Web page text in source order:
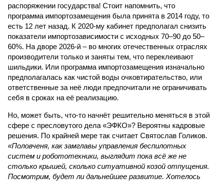
распоряжении государства! Стоит напомнить, что
программа импортозамещения была принята в 2014 году, то
есть 12 лет назад. К 2020-му кабинет предполагал снизить
показатели импортозависимости с исходных 70–90 до 50–
60%. На дворе 2026-й – во многих отечественных отраслях
производители только и заняты тем, что переклеивают
шильдики. Или программа импортозамещения изначально
предполагалась как чистой воды очковтирательство, или
ответственные за неё люди предпочитали не ограничивать
себя в сроках на её реализацию.
Но, может быть, что-то начнёт решительно меняться в этой
сфере с пресловутого дела «ЭФКО»? Вероятны кадровые
решения. По крайней мере так считает Святослав Голиков.
«Половченя, как замглавы управления беспилотных
систем и робототехники, выглядит пока всё же не
столько крышей, сколько ситуативной козой отпущения.
Посмотрим, будет ли дальнейшее развитие. Хотелось